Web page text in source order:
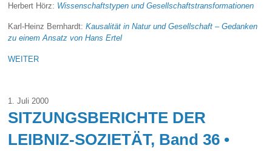
Herbert Hörz: Wissenschaftstypen und Gesellschaftstransformationen
Karl-Heinz Bernhardt:Kausalität in Natur und Gesellschaft – Gedanken
zu einem Ansatz von Hans Ertel
WEITER
1. Juli 2000
SITZUNGSBERICHTE DER
LEIBNIZ-SOZIETÄT, Band 36 •